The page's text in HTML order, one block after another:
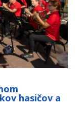
hasičov a